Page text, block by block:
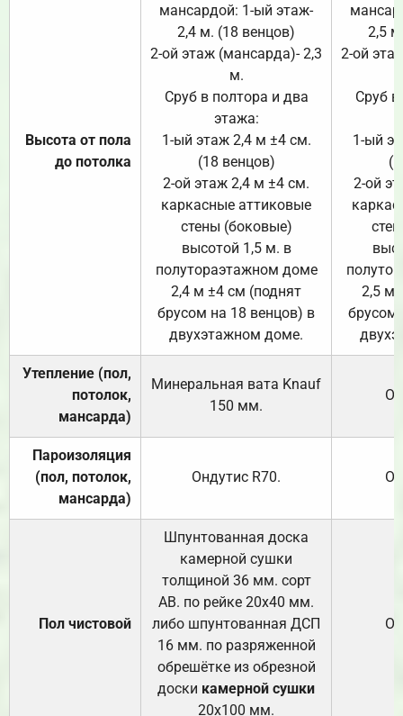
Высота от пола
до потолка
мансардой: 1-ый этаж-
2,4 м. (18 венцов)
2-ой этаж (мансарда)- 2,3
м.
Сруб в полтора и два
этажа:
1-ый этаж 2,4 м ±4 см.
(18 венцов)
2-ой этаж 2,4 м ±4 см.
каркасные аттиковые
стены (боковые)
высотой 1,5 м. в
полутораэтажном доме
2,4 м ±4 см (поднят
брусом на 18 венцов) в
двухэтажном доме.
2,5
2-ой
Сруб
1-ый
2-ой
2,5 м
брусом
Утепление (пол,
потолок,
мансарда)
Минеральная вата Knauf
150 мм.
Пароизоляция
(пол, потолок,
мансарда)
Ондутис R70.
Пол чистовой
Шпунтованная доска
камерной сушки
толщиной 36 мм. сорт
АВ. по рейке 20х40 мм.
либо шпунтованная ДСП
16 мм. по разряженной
обрешётке из обрезной
доски камерной сушки
20х100 мм.